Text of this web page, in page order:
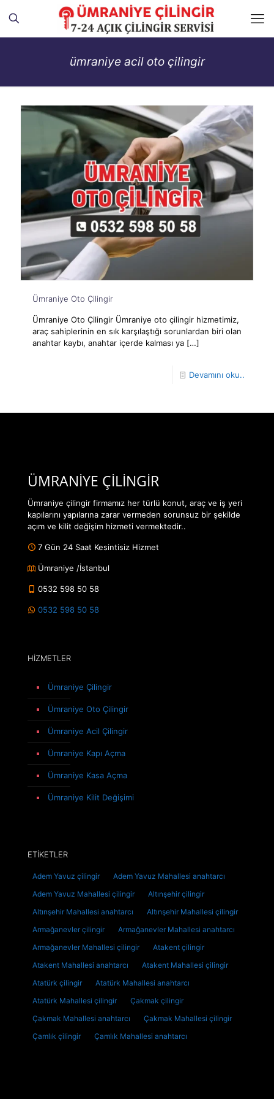
ümraniye acil oto çilingir
Ümraniye Oto Çilingir
Ümraniye Oto Çilingir Ümraniye oto çilingir hizmetimiz,
araç sahiplerinin en sık karşılaştığı sorunlardan biri olan
anahtar kaybı, anahtar içerde kalması ya […]
Devamını oku..
ÜMRANİYE ÇİLİNGİR
Ümraniye çilingir firmamız her türlü konut, araç ve iş yeri
kapılarını yapılarına zarar vermeden sorunsuz bir şekilde
açım ve kilit değişim hizmeti vermektedir..
7 Gün 24 Saat Kesintisiz Hizmet
Ümraniye /İstanbul
0532 598 50 58
0532 598 50 58
HİZMETLER
Ümraniye Çilingir
Ümraniye Oto Çilingir
Ümraniye Acil Çilingir
Ümraniye Kapı Açma
Ümraniye Kasa Açma
Ümraniye Kilit Değişimi
ETİKETLER
Adem Yavuz çilingir
Adem Yavuz Mahallesi anahtarcı
Adem Yavuz Mahallesi çilingir
Altınşehir çilingir
Altınşehir Mahallesi anahtarcı
Altınşehir Mahallesi çilingir
Armağanevler çilingir
Armağanevler Mahallesi anahtarcı
Armağanevler Mahallesi çilingir
Atakent çilingir
Atakent Mahallesi anahtarcı
Atakent Mahallesi çilingir
Atatürk çilingir
Atatürk Mahallesi anahtarcı
Atatürk Mahallesi çilingir
Çakmak çilingir
Çakmak Mahallesi anahtarcı
Çakmak Mahallesi çilingir
Çamlık çilingir
Çamlık Mahallesi anahtarcı